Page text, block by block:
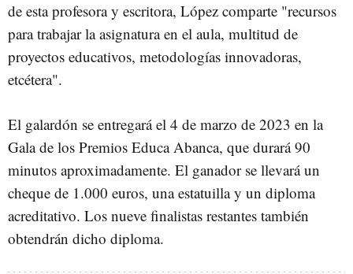
de esta profesora y escritora, López comparte "recursos
para trabajar la asignatura en el aula, multitud de
proyectos educativos, metodologías innovadoras,
etcétera".
El galardón se entregará el 4 de marzo de 2023 en la
Gala de los Premios Educa Abanca, que durará 90
minutos aproximadamente. El ganador se llevará un
cheque de 1.000 euros, una estatuilla y un diploma
acreditativo. Los nueve finalistas restantes también
obtendrán dicho diploma.